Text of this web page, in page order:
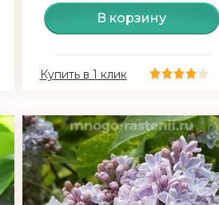
В корзину
Купить в 1 клик